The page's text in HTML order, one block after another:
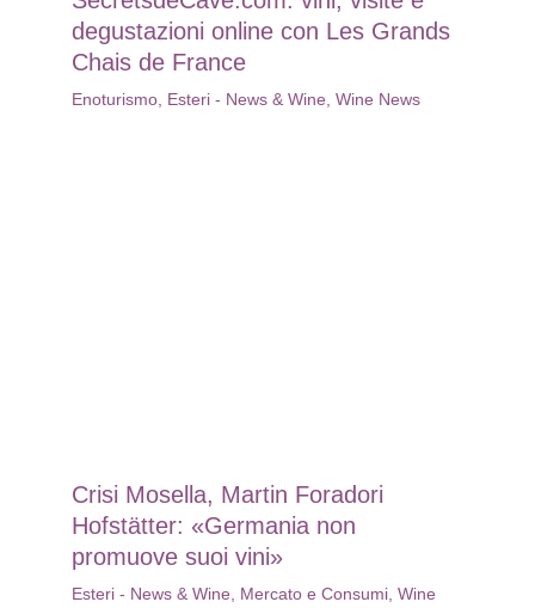
degustazioni online con Les Grands
Chais de France
Enoturismo Esteri - News & Wine Wine News
Crisi Mosella, Martin Foradori
Hofstätter: «Germania non
promuove suoi vini»
Esteri - News & Wine Mercato e Consumi Wine